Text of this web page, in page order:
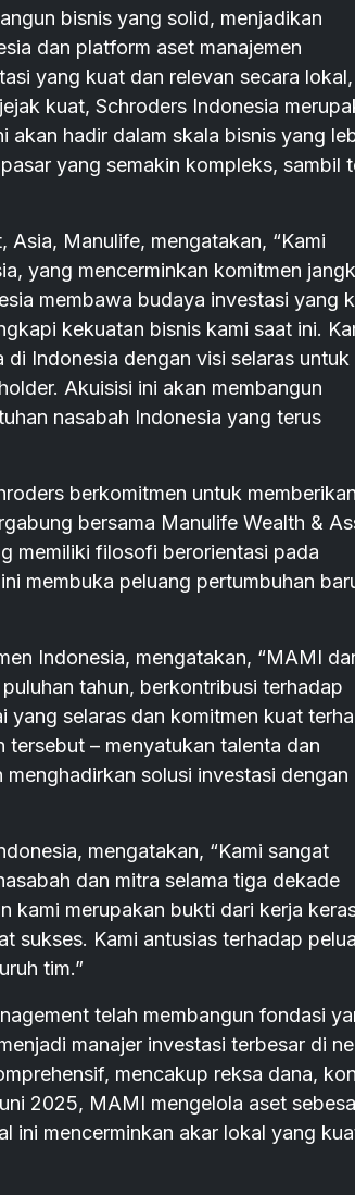
bisnis yang solid, menjadikan
dan platform aset manajemen
yang kuat dan relevan secara lokal,
kuat, Schroders Indonesia
hadir dalam skala bisnis yang
yang semakin kompleks, sambil
Manulife, mengatakan, “Kami
yang mencerminkan komitmen
membawa budaya investasi yang
kekuatan bisnis kami saat ini.
Indonesia dengan visi selaras untuk
Akuisisi ini akan membangun
nasabah Indonesia yang terus
berkomitmen untuk
bersama Manulife Wealth &
memiliki filosofi berorientasi pada
membuka peluang pertumbuhan
Indonesia, mengatakan, “MAMI
tahun, berkontribusi terhadap
yang selaras dan komitmen kuat
tersebut – menyatukan talenta dan
solusi investasi dengan
mengatakan, “Kami sangat
dan mitra selama tiga dekade
kami merupakan bukti dari kerja
sukses. Kami antusias terhadap
tim.”
telah membangun fondasi
manajer investasi terbesar di
mencakup reksa dana,
2025, MAMI mengelola aset
ini mencerminkan akar lokal yang